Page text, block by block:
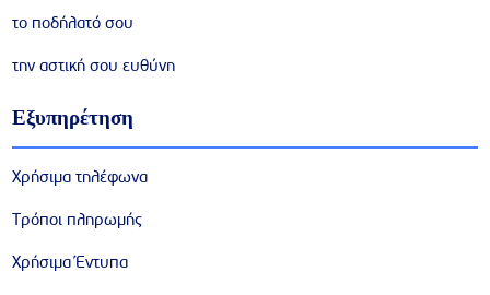
το ποδήλατό σου
την αστική σου ευθύνη
Εξυπηρέτηση
Χρήσιμα τηλέφωνα
Τρόποι πληρωμής
Χρήσιμα Έντυπα